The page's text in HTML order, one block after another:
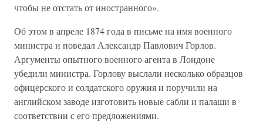
чтобы не отстать от иностранного».
Об этом в апреле 1874 года в письме на имя военного
министра и поведал Александр Павлович Горлов.
Аргументы опытного военного агента в Лондоне
убедили министра. Горлову выслали несколько образцов
офицерского и солдатского оружия и поручили на
английском заводе изготовить новые сабли и палаши в
соответствии с его предложениями.